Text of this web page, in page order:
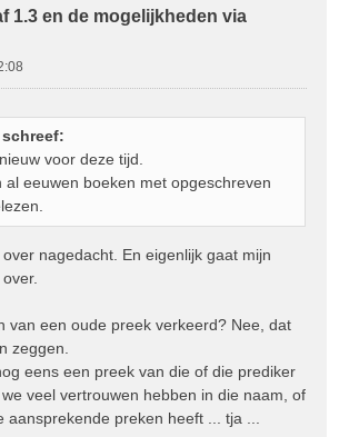
1.3 en de mogelijkheden via
voor deze tijd.
al eeuwen boeken met opgeschreven
nagedacht. En eigenlijk gaat mijn
van een oude preek verkeerd? Nee, dat
zeggen.
eens een preek van die of die prediker
veel vertrouwen hebben in die naam, of
aansprekende preken heeft ... tja ...